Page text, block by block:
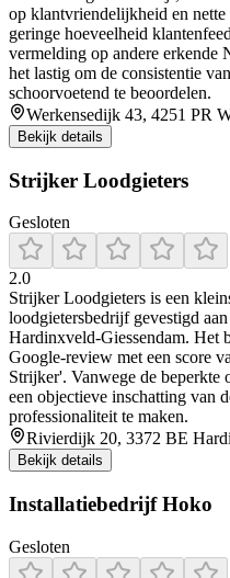
op klantvriendelijkheid en
geringe hoeveelheid
vermelding op andere erkende
het lastig om de consistentie
schoorvoetend te beoordelen.
Werkensedijk 43, 4251 PR
Bekijk details
Strijker Loodgieters
Gesloten
2.0
Strijker Loodgieters is een
loodgietersbedrijf gevestigd
Hardinxveld‑Giessendam. Het
Google‑review met een score
Strijker'. Vanwege de beperkte
een objectieve inschatting van
professionaliteit te maken.
Rivierdijk 20, 3372 BE
Bekijk details
Installatiebedrijf Hoko
Gesloten